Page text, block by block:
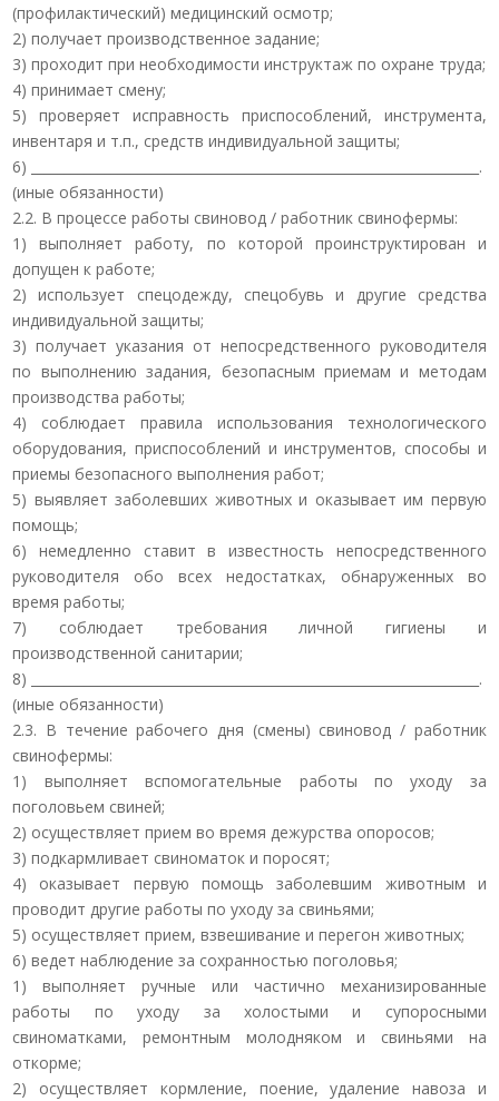
(профилактический) медицинский осмотр;
2) получает производственное задание;
3) проходит при необходимости инструктаж по охране труда;
4) принимает смену;
5) проверяет исправность приспособлений, инструмента,
инвентаря и т.п., средств индивидуальной защиты;
6) ___________________________________________________________________.
(иные обязанности)
2.2. В процессе работы свиновод / работник свинофермы:
1) выполняет работу, по которой проинструктирован и
допущен к работе;
2) использует спецодежду, спецобувь и другие средства
индивидуальной защиты;
3) получает указания от непосредственного руководителя
по выполнению задания, безопасным приемам и методам
производства работы;
4) соблюдает правила использования технологического
оборудования, приспособлений и инструментов, способы и
приемы безопасного выполнения работ;
5) выявляет заболевших животных и оказывает им первую
помощь;
6) немедленно ставит в известность непосредственного
руководителя обо всех недостатках, обнаруженных во
время работы;
7) соблюдает требования личной гигиены и
производственной санитарии;
8) ___________________________________________________________________.
(иные обязанности)
2.3. В течение рабочего дня (смены) свиновод / работник
свинофермы:
1) выполняет вспомогательные работы по уходу за
поголовьем свиней;
2) осуществляет прием во время дежурства опоросов;
3) подкармливает свиноматок и поросят;
4) оказывает первую помощь заболевшим животным и
проводит другие работы по уходу за свиньями;
5) осуществляет прием, взвешивание и перегон животных;
6) ведет наблюдение за сохранностью поголовья;
1) выполняет ручные или частично механизированные
работы по уходу за холостыми и супоросными
свиноматками, ремонтным молодняком и свиньями на
откорме;
2) осуществляет кормление, поение, удаление навоза и